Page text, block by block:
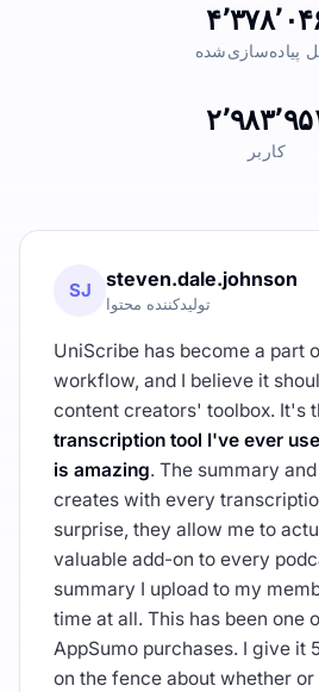
پیاده‌سازی‌شده
کاربر
SJ steven.dale.johnson
تولیدکننده محتوا
UniScribe has become a part
workflow, and I believe it
content creators' toolbox. It's
transcription tool I've ever
is amazing. The summary
creates with every
surprise, they allow me to
valuable add-on to every
summary I upload to my
time at all. This has been one
AppSumo purchases. I give it
on the fence about whether